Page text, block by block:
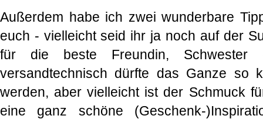
Außerdem habe ich zwei wunderbare
euch - vielleicht seid ihr ja noch auf der
für die beste Freundin,
versandtechnisch dürfte das Ganze so
werden, aber vielleicht ist der Schmuck
eine ganz schöne (Geschenk-